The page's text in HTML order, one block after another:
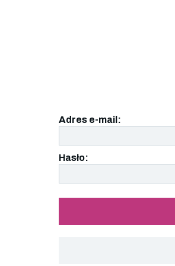
Adres e-mail:
Hasło: